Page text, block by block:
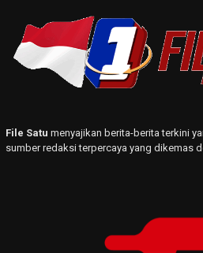
File Satu menyajikan berita-berita terkini
sumber redaksi terpercaya yang dikemas